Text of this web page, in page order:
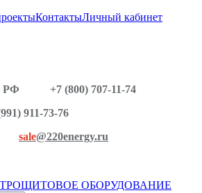
КонтактыЛичный кабинет
РФ
+7 (800) 707-11-74
73-76
sale@220energy.ru